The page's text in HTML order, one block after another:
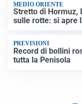
MEDIO ORIENTE
Stretto di Hormuz,
sulle rotte: si apre
PREVISIONI
Record di bollini
tutta la Penisola